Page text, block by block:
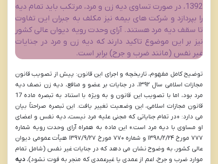
1392، در صورت تساوی دیه زن و مرد، مرتکب باید تمام دیه
را بپردازد و شرکت های بیمه نیز مکلف به جبران این تفاوت
تا سقف دیه مرد هستند. آرای وحدت رویه دیوان عالی کشور
نیز بر این موضوع تاکید دارند که دیه زن و مرد در جنایات
غیر نفس (مانند ضرب و جرح) برابر است.
توضیح کامل مفهوم، تاریخچه و اجرای این قانون: پیش از تصویب قانون
مجازات اسلامی سال ۱۳۹۲، در جنایات بر عضو و منافع، دیه زن نصف دیه
مرد بود، اما با تصویب این قانون و به ویژه با استناد به تبصره ماده 17
قانون مجازات اسلامی، این وضعیت تغییر یافت. این تبصره صراحتاً بیان
می دارد: «در تمام جنایاتی که مجنی علیه مرد نیست، دیه نفس و اعضای
او مساوی با دیه مرد است.» این ماده به همراه آرای وحدت رویه شماره
۷۷۷ مورخ ۱۳۹۸/۲/۲۴ و شماره ۷۷۰ مورخ ۱۳۹۷/۹/۲۷ هیأت عمومی دیوان
عالی کشور، به وضوح نشان می دهد که در جنایات غیر نفس (شامل تمام
موارد ضرب و جرح، اعم از عمدی یا غیرعمدی که منجر به فوت نشود)،دیه